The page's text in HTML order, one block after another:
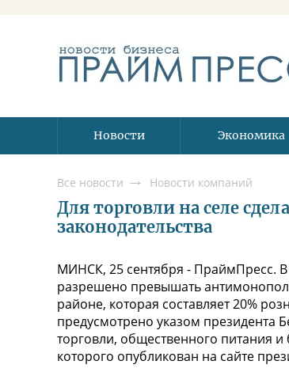
Новости Экономика
Все новости Новости компаний
Для торговли на селе
законодательства
МИНСК, 25 сентября - ПраймПресс.
разрешено превышать
районе, которая составляет 20%
предусмотрено указом президента
торговли, общественного питания и
которого опубликован на сайте